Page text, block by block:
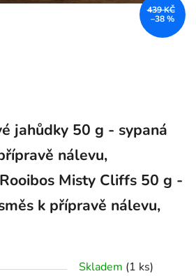
jahůdky 50 g - sypaná
nálevu,
Misty Cliffs 50 g -
k přípravě nálevu,
Skladem (1 ks)
439 KČ
–38 %